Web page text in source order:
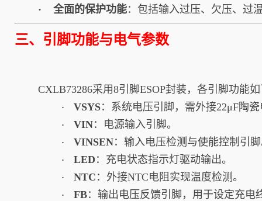
· 全面的保护功能：包括输入过压、欠压、过
三、引脚功能与电气参数
CXLB73286采用8引脚ESOP封装，各引脚功能
· VSYS：系统电压引脚，需外接22μF陶
· VIN：电源输入引脚。
· VINSEN：输入电压检测与使能控制引
· LED ：充电状态指示灯驱动输出。
· NTC ：外接NTC电阻实现温度检测。
· FB：输出电压反馈引脚，用于设定充电